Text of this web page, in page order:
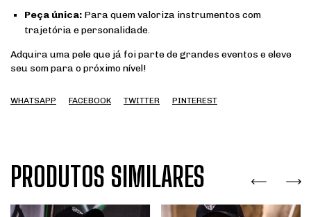
Peça única: Para quem valoriza instrumentos com
trajetória e personalidade.
Adquira uma pele que já foi parte de grandes eventos e eleve
seu som para o próximo nível!
WHATSAPP FACEBOOK TWITTER PINTEREST
PRODUTOS SIMILARES